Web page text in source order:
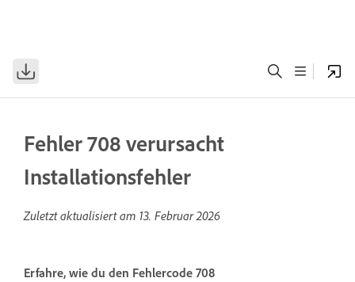
Fehler 708 verursacht
Installationsfehler
Zuletzt aktualisiert am 13. Februar 2026
Erfahre, wie du den Fehlercode 708